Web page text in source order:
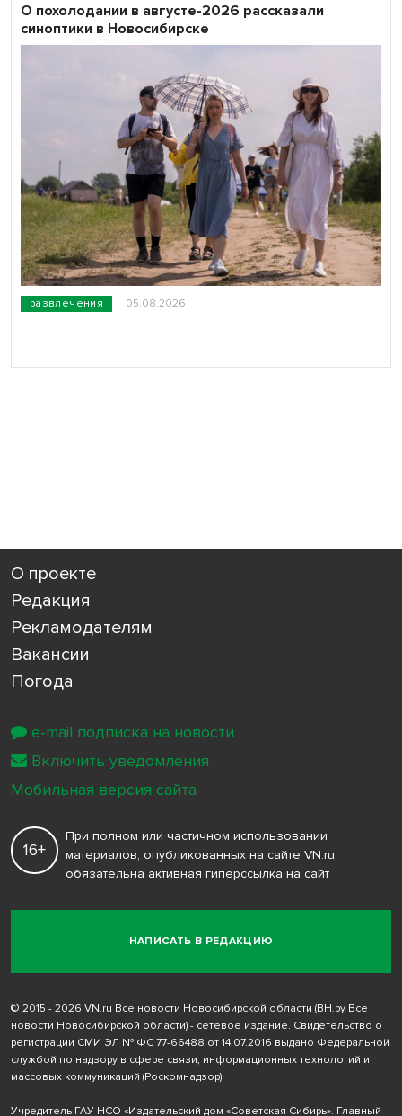
развлечения 05.08.2026
О похолодании в августе-2026 рассказали
синоптики в Новосибирске
О проекте
Редакция
Рекламодателям
Вакансии
Погода
НАПИСАТЬ В РЕДАКЦИЮ
16+
При полном или частичном использовании
материалов, опубликованных на сайте VN.ru,
обязательна активная гиперссылка на сайт
© 2015 - 2026 VN.ru Все новости Новосибирской области (ВН.ру Все
новости Новосибирской области) - сетевое издание. Свидетельство о
регистрации СМИ ЭЛ № ФС 77-66488 от 14.07.2016 выдано Федеральной
службой по надзору в сфере связи, информационных технологий и
массовых коммуникаций (Роскомнадзор)
Учредитель ГАУ НСО «Издательский дом «Советская Сибирь». Главный
e-mail подписка на новости
Включить уведомления
Мобильная версия сайта